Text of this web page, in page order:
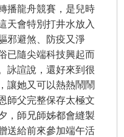
播龍舟競賽，是兒時
天會特別打井水放入
邪避煞、防疫又淨
已隨尖端科技興起而
詠諠說，還好來到很
，讓她又可以熱熱鬧鬧
師父完整保存太極文
，師兄師姊都會縫製
送給前來參加端午活